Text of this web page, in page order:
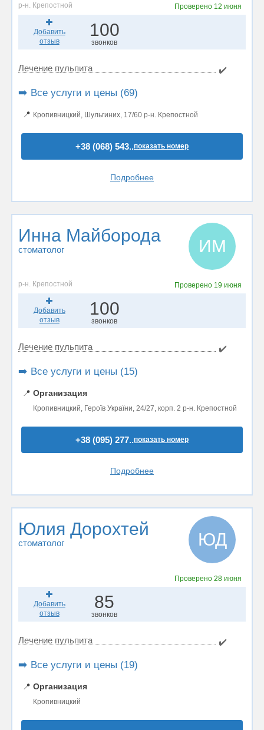
р-н. Крепостной Проверено 12 июня
Добавить
отзыв
100
звонков
Лечение пульпита ✔️
➡️ Все услуги и цены (69)
📍 Кропивницкий, Шульгиних, 17/60 р-н. Крепостной
+38 (068) 543..показать номер
Подробнее
Инна Майборода
стоматолог ИМ
р-н. Крепостной Проверено 19 июня
Добавить
отзыв
100
звонков
Лечение пульпита ✔️
➡️ Все услуги и цены (15)
📍 Организация
Кропивницкий, Героїв України, 24/27, корп. 2 р-н. Крепостной
+38 (095) 277..показать номер
Подробнее
Юлия Дорохтей
стоматолог ЮД
Проверено 28 июня
Добавить
отзыв
85
звонков
Лечение пульпита ✔️
➡️ Все услуги и цены (19)
📍 Организация
Кропивницкий